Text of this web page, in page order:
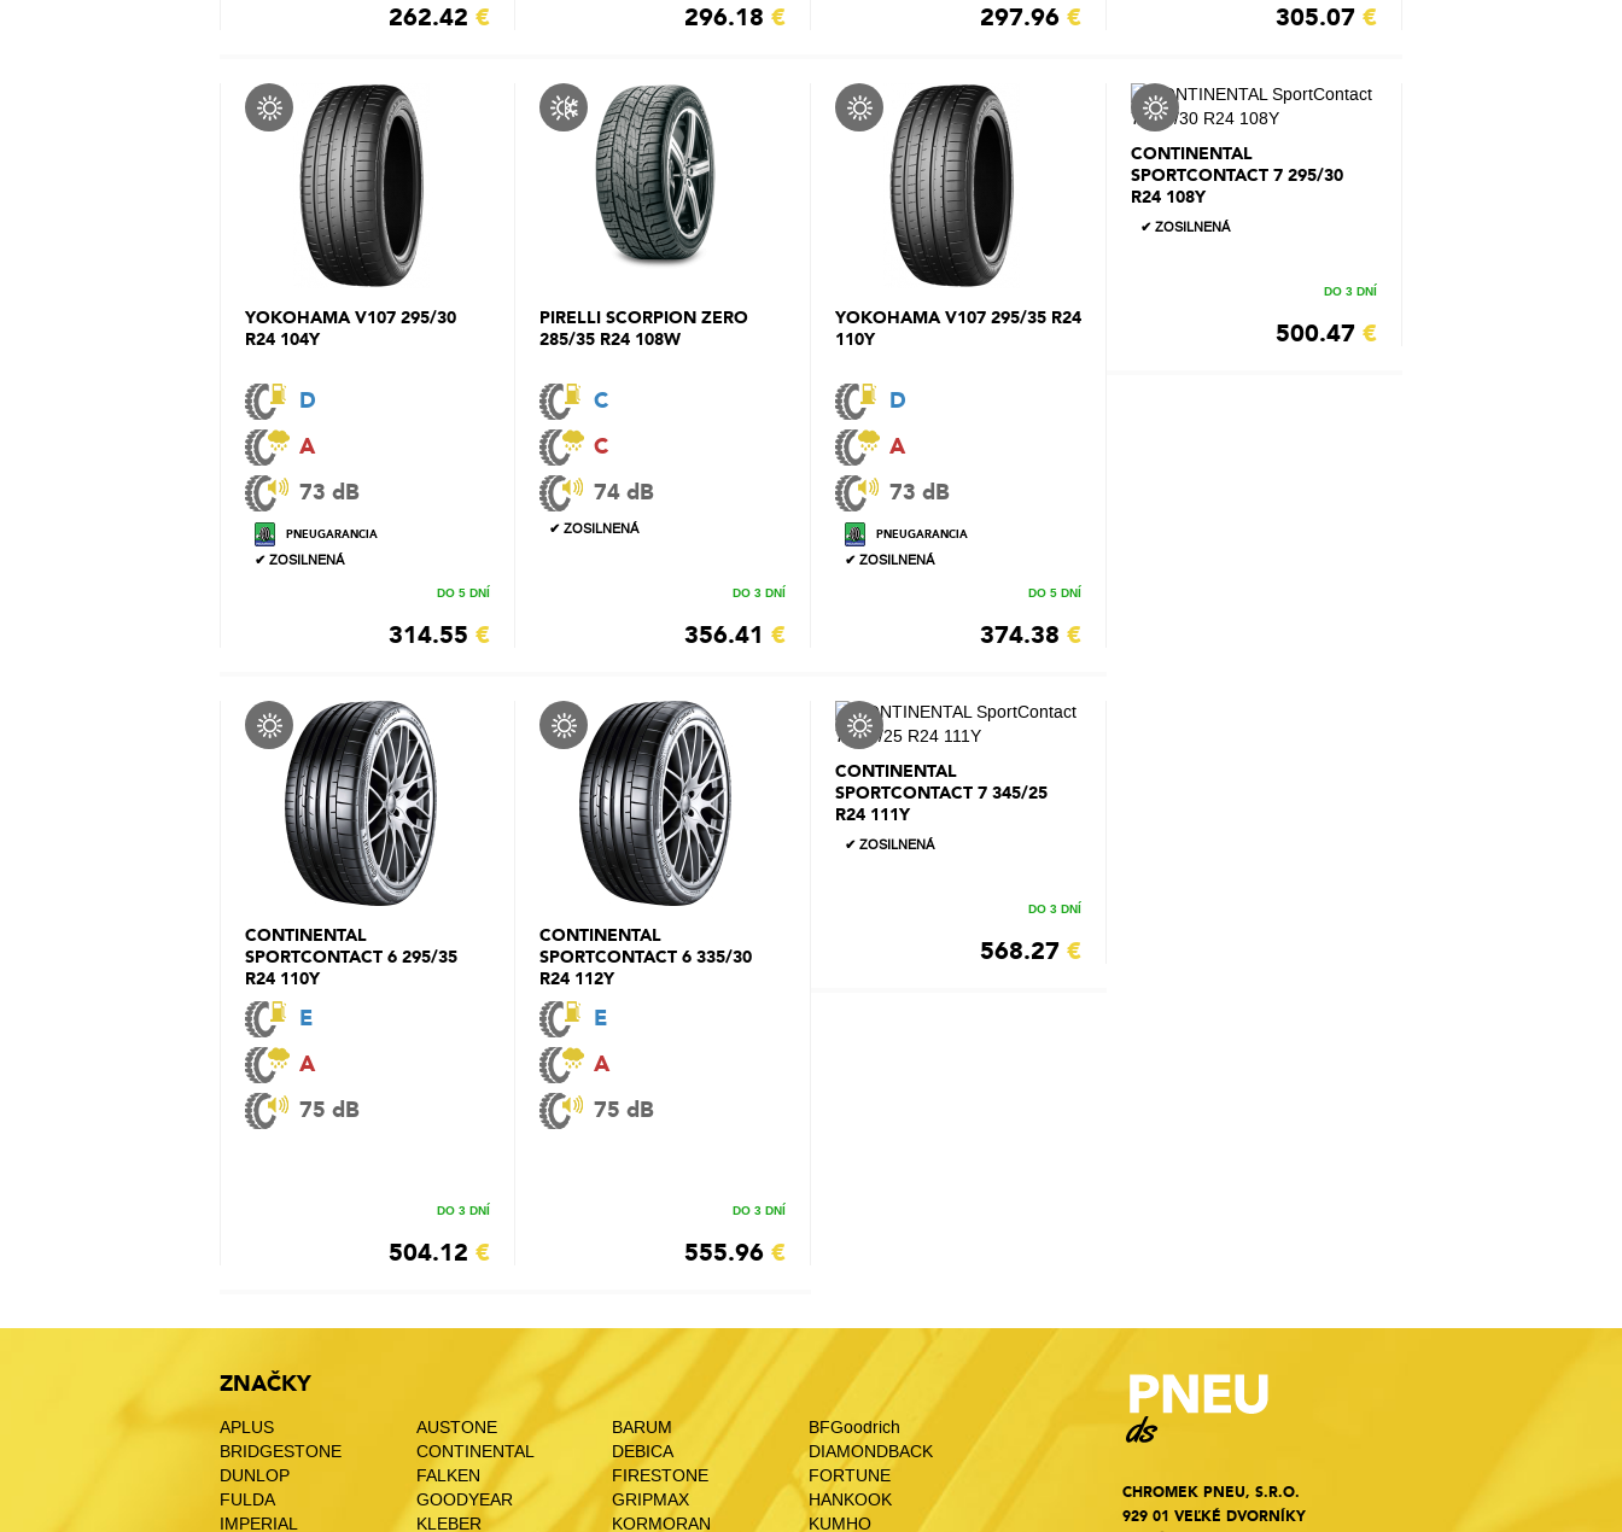
262.42 € 296.18 € 297.96 € 305.07 €
YOKOHAMA V107 295/30
R24 104Y
D
A
73 dB
PNEUGARANCIA
✔ ZOSILNENÁ
DO 5 DNÍ
314.55 €
PIRELLI SCORPION ZERO
285/35 R24 108W
C
C
74 dB
✔ ZOSILNENÁ
DO 3 DNÍ
356.41 €
YOKOHAMA V107 295/35 R24
110Y
D
A
73 dB
PNEUGARANCIA
✔ ZOSILNENÁ
DO 5 DNÍ
374.38 €
CONTINENTAL
SPORTCONTACT 7 295/30
R24 108Y
✔ ZOSILNENÁ
DO 3 DNÍ
500.47 €
CONTINENTAL
SPORTCONTACT 6 295/35
R24 110Y
E
A
75 dB
DO 3 DNÍ
504.12 €
CONTINENTAL
SPORTCONTACT 6 335/30
R24 112Y
E
A
75 dB
DO 3 DNÍ
555.96 €
CONTINENTAL
SPORTCONTACT 7 345/25
R24 111Y
✔ ZOSILNENÁ
DO 3 DNÍ
568.27 €
ZNAČKY
APLUS AUSTONE BARUM
BFGoodrich
BRIDGESTONE
CONTINENTAL DEBICA
DIAMONDBACK
DUNLOP
FALKEN FIRESTONE
FORTUNE
FULDA
GOODYEAR GRIPMAX
HANKOOK
IMPERIAL
KLEBER KORMORAN KUMHO
CHROMEK PNEU, S.R.O.
929 01 VEĽKÉ DVORNÍKY